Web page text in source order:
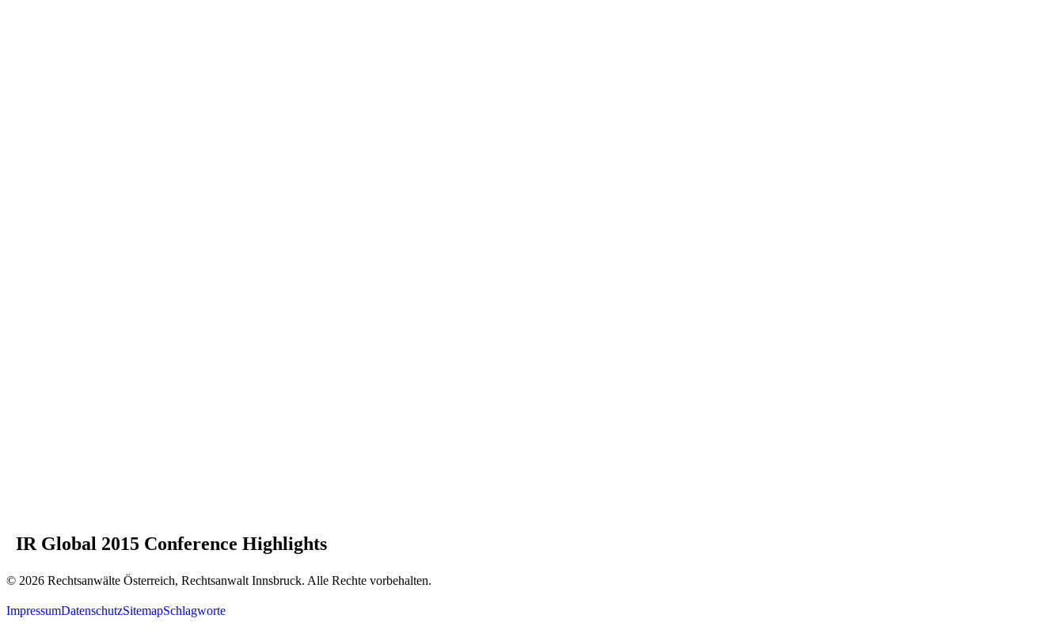
IR Global 2015 Conference Highlights
© 2026 Rechtsanwälte Österreich, Rechtsanwalt Innsbruck. Alle Rechte vorbehalten.
ImpressumDatenschutzSitemapSchlagworte